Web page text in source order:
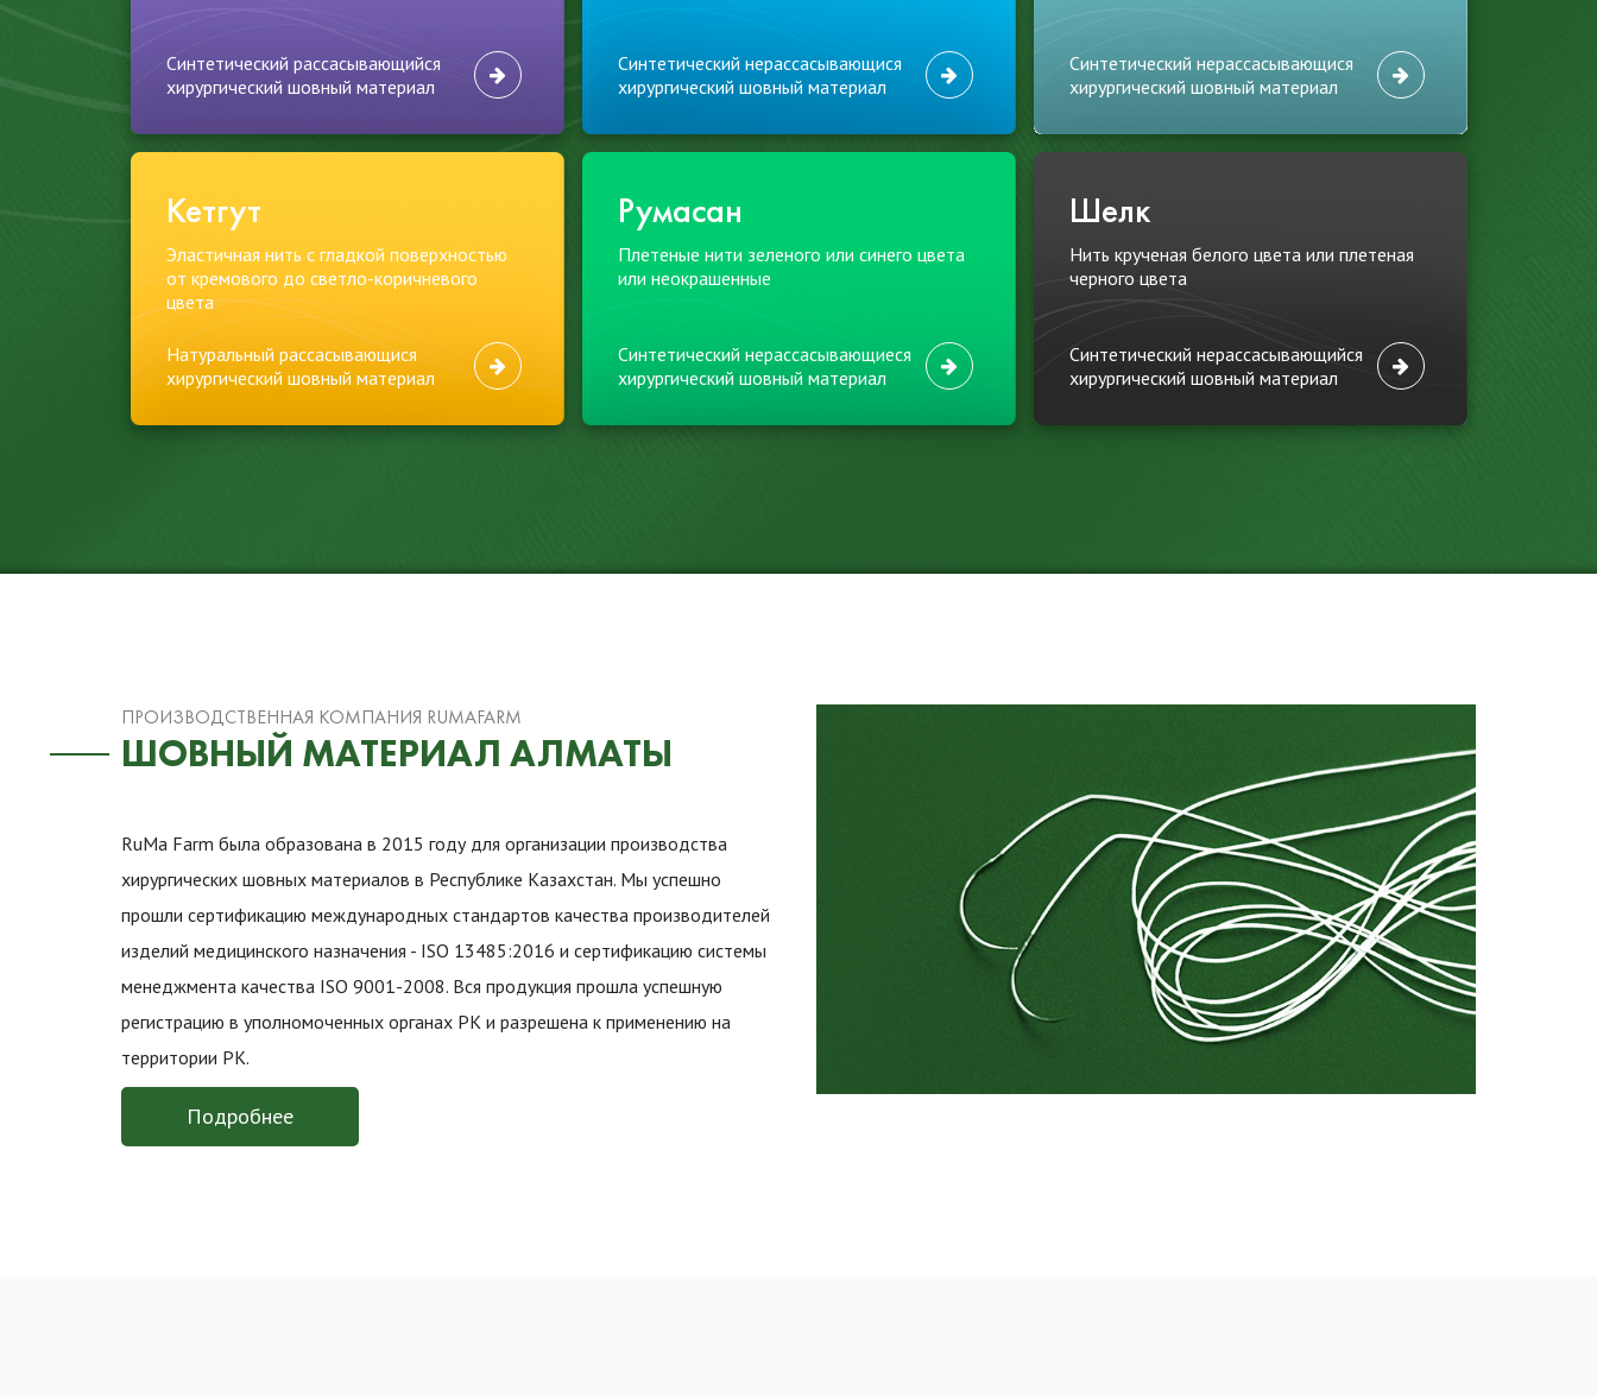
Синтетический рассасывающийся
хирургический шовный материал
Синтетический нерассасывающися
хирургический шовный материал
Синтетический нерассасывающися
хирургический шовный материал
Кетгут
Эластичная нить с гладкой поверхностью
от кремового до светло-коричневого
цвета
Натуральный рассасывающися
хирургический шовный материал
Румасан
Плетеные нити зеленого или синего цвета
или неокрашенные
Синтетический нерассасывающиеся
хирургический шовный материал
Шелк
Нить крученая белого цвета или плетеная
черного цвета
Синтетический нерассасывающийся
хирургический шовный материал
ПРОИЗВОДСТВЕННАЯ КОМПАНИЯ RUMAFARM
ШОВНЫЙ МАТЕРИАЛ АЛМАТЫ
RuMa Farm была образована в 2015 году для организации производства
хирургических шовных материалов в Республике Казахстан. Мы успешно
прошли сертификацию международных стандартов качества производителей
изделий медицинского назначения - ISO 13485:2016 и сертификацию системы
менеджмента качества ISO 9001-2008. Вся продукция прошла успешную
регистрацию в уполномоченных органах РК и разрешена к применению на
территории РК.
Подробнее